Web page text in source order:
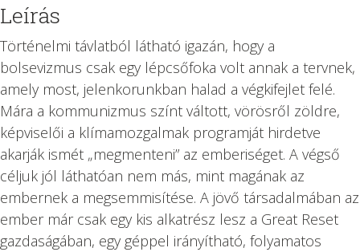
A
kommunizmus
előtörténete
-
A
Great
Reset
kezdetei
mennyiség
Leírás
Történelmi ​távlatból látható igazán, hogy a
bolsevizmus csak egy lépcsőfoka volt annak a tervnek,
amely most, jelenkorunkban halad a végkifejlet felé.
Mára a kommunizmus színt váltott, vörösről zöldre,
képviselői a klímamozgalmak programját hirdetve
akarják ismét „megmenteni” az emberiséget. A végső
céljuk jól láthatóan nem más, mint magának az
embernek a megsemmisítése. A jövő társadalmában az
ember már csak egy kis alkatrész lesz a Great Reset
gazdaságában, egy géppel irányítható, folyamatos